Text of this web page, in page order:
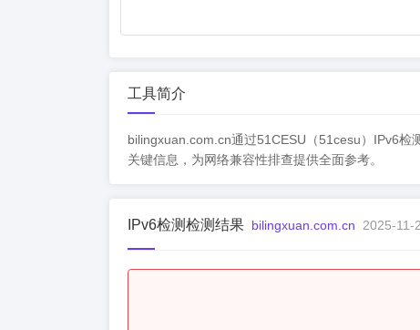
工具简介
bilingxuan.com.cn通过51CESU（51cesu）IPv6
关键信息，为网络兼容性排查提供全面参考。
IPv6检测检测结果 bilingxuan.com.cn 2025-11-